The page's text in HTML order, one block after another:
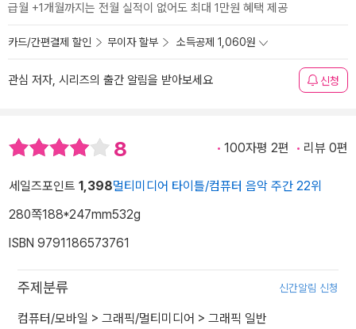
급월 +1개월까지는 전월 실적이 없어도 최대 1만원 혜택 제공
카드/간편결제 할인 무이자 할부 소득공제 1,060원
관심 저자, 시리즈의 출간 알림을 받아보세요 신청
8 100자평 2편 리뷰 0편
세일즈포인트 1,398멀티미디어 타이틀/컴퓨터 음악 주간 22위
280쪽188*247mm532g
ISBN 9791186573761
주제분류 신간알림 신청
컴퓨터/모바일 > 그래픽/멀티미디어 > 그래픽 일반